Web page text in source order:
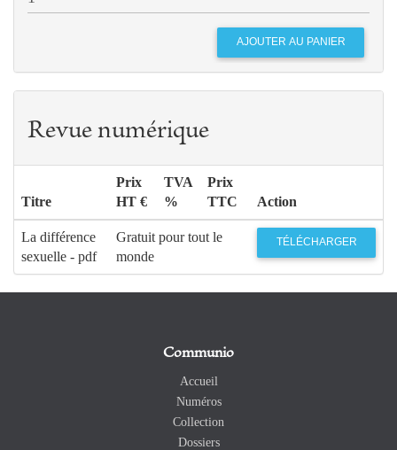
Revue numérique
Titre
Prix
HT €
TVA
%
Prix
TTC
Action
La différence
sexuelle - pdf
Gratuit pour tout le
monde
TÉLÉCHARGER
Communio
Accueil
Numéros
Collection
Dossiers